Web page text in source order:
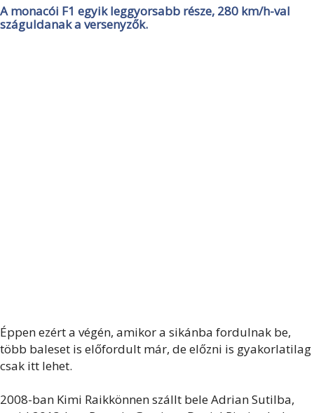
A monacói F1 egyik leggyorsabb része, 280 km/h-val
száguldanak a versenyzők.
Éppen ezért a végén, amikor a sikánba fordulnak be,
több baleset is előfordult már, de előzni is gyakorlatilag
csak itt lehet.
2008-ban Kimi Raikkönnen szállt bele Adrian Sutilba,